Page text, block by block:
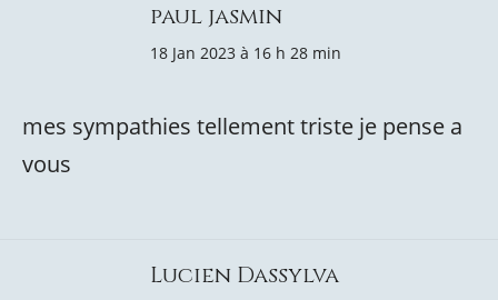
paul jasmin
18 Jan 2023 à 16 h 28 min
mes sympathies tellement triste je pense a
vous
Lucien Dassylva